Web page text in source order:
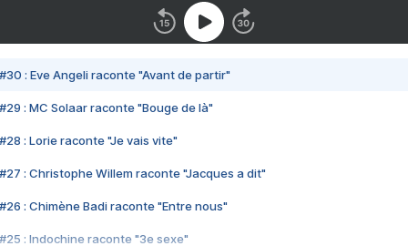
#30 : Eve Angeli raconte "Avant de partir"
#29 : MC Solaar raconte "Bouge de là"
#28 : Lorie raconte "Je vais vite"
#27 : Christophe Willem raconte "Jacques a dit"
#26 : Chimène Badi raconte "Entre nous"
#25 : Indochine raconte "3e sexe"